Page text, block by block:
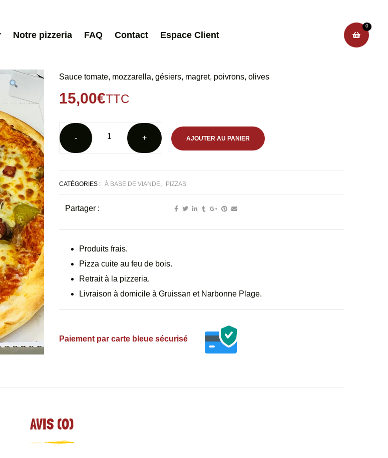
Notre pizzeria FAQ Contact Espace Client
0
Sauce tomate, mozzarella, gésiers, magret, poivrons, olives
15,00€TTC
AJOUTER AU PANIER
CATÉGORIES : À BASE DE VIANDE, PIZZAS
Partager :
Produits frais.
Pizza cuite au feu de bois.
Retrait à la pizzeria.
Livraison à domicile à Gruissan et Narbonne Plage.
Paiement par carte bleue sécurisé
AVIS (0)